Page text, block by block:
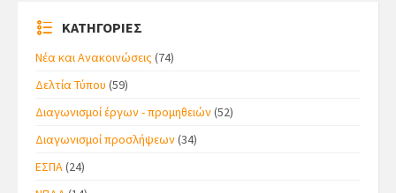
ΚΑΤΗΓΟΡΙΕΣ
Νέα και Ανακοινώσεις(74)
Δελτία Τύπου (59)
Διαγωνισμοί έργων - προμηθειών(52)
Διαγωνισμοί προσλήψεων(34)
ΕΣΠΑ(24)